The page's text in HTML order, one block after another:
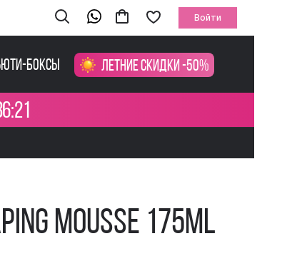
Войти
боксы Летние скидки -50%
Mousse 175ml